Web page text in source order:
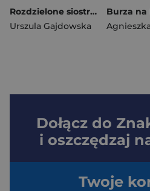
Rozdzielone siostry Tom 2 Dama i przemytnik
Urszula Gajdowska
Dołącz do
i oszczędzaj
Twoje